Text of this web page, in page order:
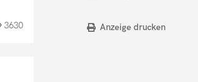
3630 Anzeige drucken